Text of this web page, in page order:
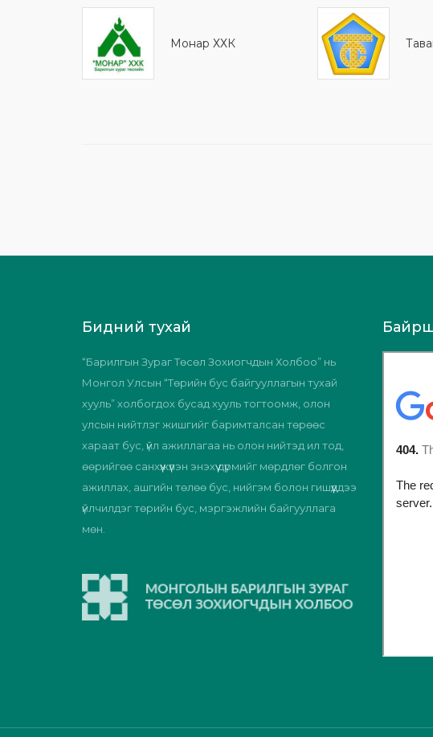
Монaр ХХК
Бидний тухай
“Барилгын Зураг Төсөл Зохиогчдын Холбоо” нь
Монгол Улсын “Төрийн бус байгууллагын тухай
хууль” холбогдох бусад хууль тогтоомж, олон
улсын нийтлэг жишгийг баримталсан төрөөс
хараат бус, үйл ажиллагаа нь олон нийтэд ил тод,
өөрийгөө санхүүжүүлэн энэхүү дүрмийг мөрдлөг болгон
ажиллах, ашгийн төлөө бус, нийгэм болон гишүүддээ
үйлчилдэг төрийн бус, мэргэжлийн байгууллага
мөн.